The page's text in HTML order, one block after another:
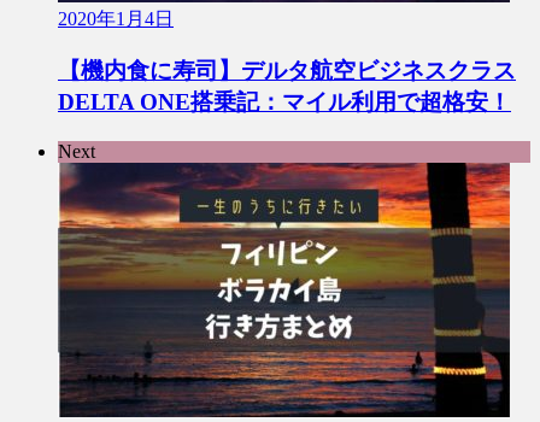
2020年1月4日
【機内食に寿司】デルタ航空ビジネスクラス
DELTA ONE搭乗記：マイル利用で超格安！
Next